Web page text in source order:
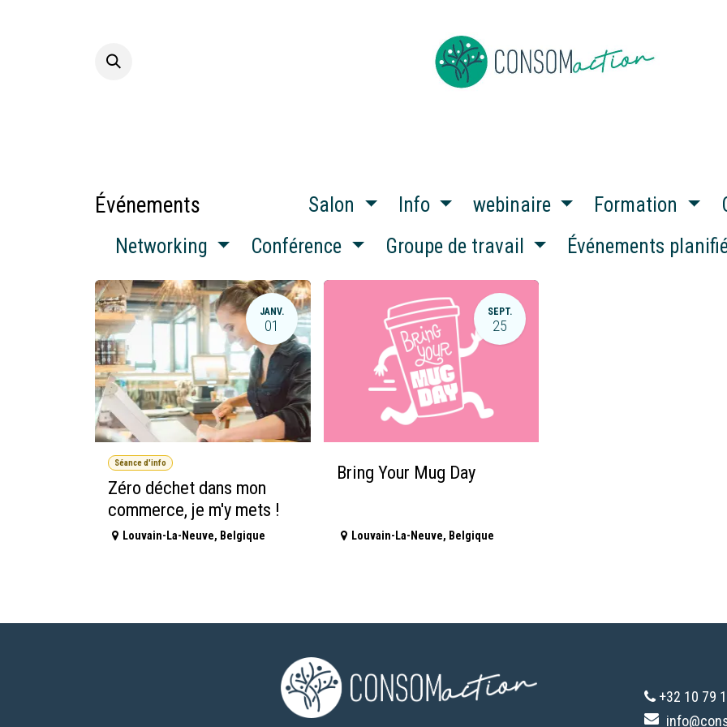
Événements Salon Info webinaire Formation
Networking
Conférence Groupe de travail Événements
JANV.
01
Séance d'info
Zéro déchet dans mon
commerce, je m'y mets !
Louvain-La-Neuve, Belgique
SEPT.
25
Bring Your Mug Day
Louvain-La-Neuve, Belgique
+32 10 79